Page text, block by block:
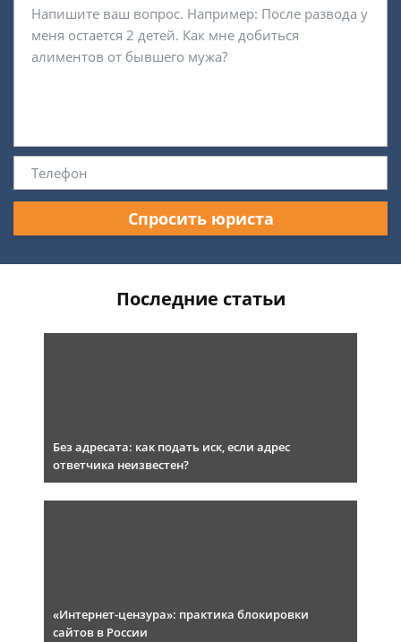
Спросить юриста
Последние статьи
Без адресата: как подать иск, если адрес
ответчика неизвестен?
«Интернет-цензура»: практика блокировки
сайтов в России